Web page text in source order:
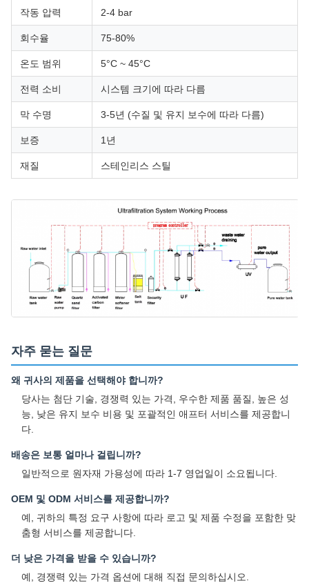
작동 압력 2-4 bar
회수율 75-80%
온도 범위 5°C ~ 45°C
전력 소비 시스템 크기에 따라 다름
막 수명 3-5년 (수질 및 유지 보수에 따라 다름)
보증 1년
재질 스테인리스 스틸
자주 묻는 질문
왜 귀사의 제품을 선택해야 합니까?
당사는 첨단 기술, 경쟁력 있는 가격, 우수한 제품 품질, 높은 성
능, 낮은 유지 보수 비용 및 포괄적인 애프터 서비스를 제공합니
다.
배송은 보통 얼마나 걸립니까?
일반적으로 원자재 가용성에 따라 1-7 영업일이 소요됩니다.
OEM 및 ODM 서비스를 제공합니까?
예, 귀하의 특정 요구 사항에 따라 로고 및 제품 수정을 포함한 맞
춤형 서비스를 제공합니다.
더 낮은 가격을 받을 수 있습니까?
예, 경쟁력 있는 가격 옵션에 대해 직접 문의하십시오.